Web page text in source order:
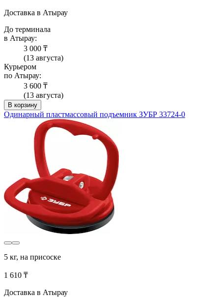
Доставка в Атырау
До терминала
в Атырау:
3 000 ₸
(13 августа)
Курьером
по Атырау:
3 600 ₸
(13 августа)
В корзину
Одинарный пластмассовый подъемник ЗУБР 33724-0
5 кг, на присоске
1 610 ₸
Доставка в Атырау